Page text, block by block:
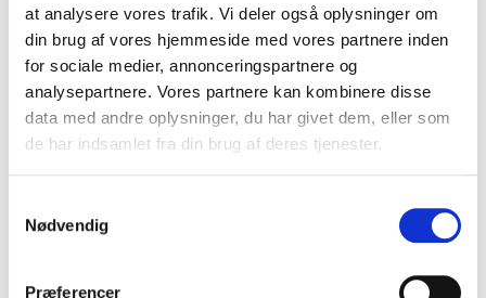
at analysere vores trafik. Vi deler også oplysninger om
din brug af vores hjemmeside med vores partnere inden
for sociale medier, annonceringspartnere og
analysepartnere. Vores partnere kan kombinere disse
data med andre oplysninger, du har givet dem, eller som
de har indsamlet fra din brug af deres tjenester.
Nødvendig
Præferencer
Lars Rasmussen
Tidligere professionel
håndboldspiller med
Lars Rothschild
Henriksen
Direktør og Master Trainer i